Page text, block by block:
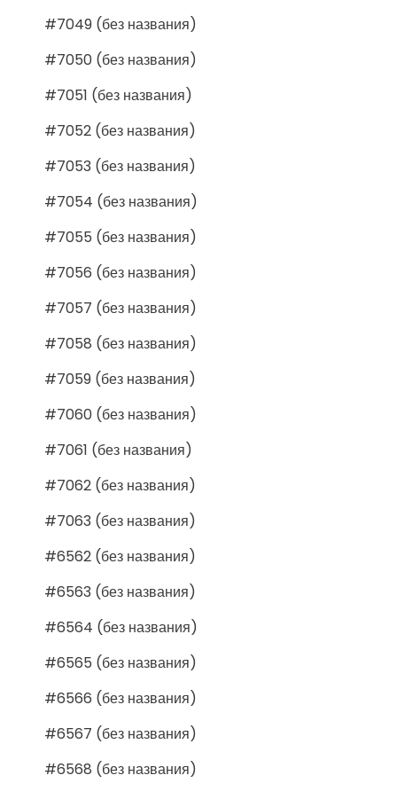
#7049 (без названия)
#7050 (без названия)
#7051 (без названия)
#7052 (без названия)
#7053 (без названия)
#7054 (без названия)
#7055 (без названия)
#7056 (без названия)
#7057 (без названия)
#7058 (без названия)
#7059 (без названия)
#7060 (без названия)
#7061 (без названия)
#7062 (без названия)
#7063 (без названия)
#6562 (без названия)
#6563 (без названия)
#6564 (без названия)
#6565 (без названия)
#6566 (без названия)
#6567 (без названия)
#6568 (без названия)